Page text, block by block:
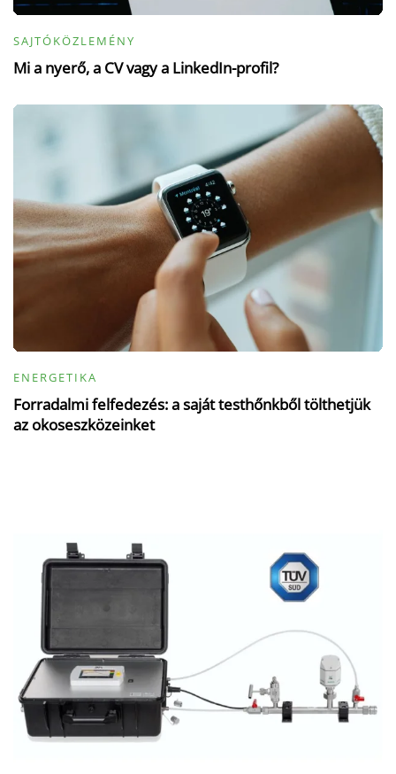
SAJTÓKÖZLEMÉNY
Mi a nyerő, a CV vagy a LinkedIn-profil?
ENERGETIKA
Forradalmi felfedezés: a saját testhőnkből tölthetjük
az okoseszközeinket